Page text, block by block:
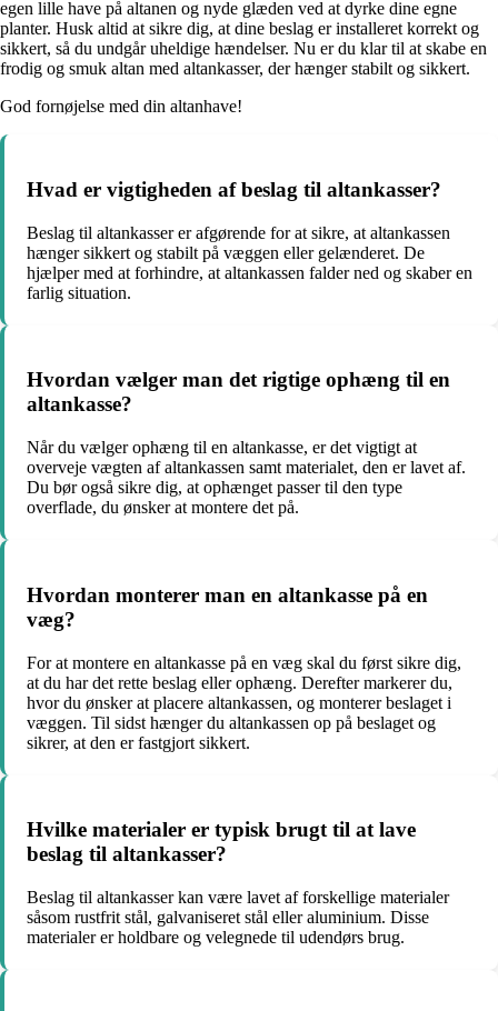
egen lille have på altanen og nyde glæden ved at dyrke dine egne
planter. Husk altid at sikre dig, at dine beslag er installeret korrekt og
sikkert, så du undgår uheldige hændelser. Nu er du klar til at skabe en
frodig og smuk altan med altankasser, der hænger stabilt og sikkert.
God fornøjelse med din altanhave!
Hvad er vigtigheden af beslag til altankasser?
Beslag til altankasser er afgørende for at sikre, at altankassen
hænger sikkert og stabilt på væggen eller gelænderet. De
hjælper med at forhindre, at altankassen falder ned og skaber en
farlig situation.
Hvordan vælger man det rigtige ophæng til en
altankasse?
Når du vælger ophæng til en altankasse, er det vigtigt at
overveje vægten af altankassen samt materialet, den er lavet af.
Du bør også sikre dig, at ophænget passer til den type
overflade, du ønsker at montere det på.
Hvordan monterer man en altankasse på en
væg?
For at montere en altankasse på en væg skal du først sikre dig,
at du har det rette beslag eller ophæng. Derefter markerer du,
hvor du ønsker at placere altankassen, og monterer beslaget i
væggen. Til sidst hænger du altankassen op på beslaget og
sikrer, at den er fastgjort sikkert.
Hvilke materialer er typisk brugt til at lave
beslag til altankasser?
Beslag til altankasser kan være lavet af forskellige materialer
såsom rustfrit stål, galvaniseret stål eller aluminium. Disse
materialer er holdbare og velegnede til udendørs brug.